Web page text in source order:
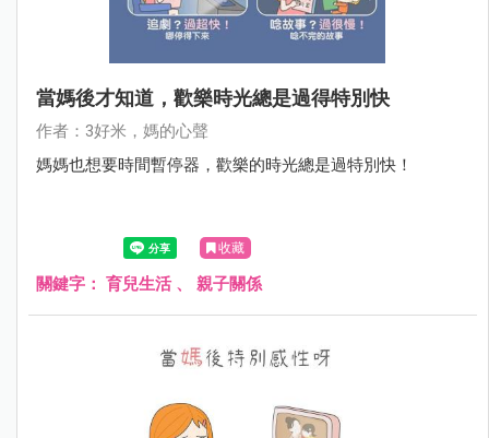
當媽後才知道，歡樂時光總是過得特別快
作者：3好米，媽的心聲
媽媽也想要時間暫停器，歡樂的時光總是過特別快！
收藏
關鍵字： 育兒生活、 親子關係